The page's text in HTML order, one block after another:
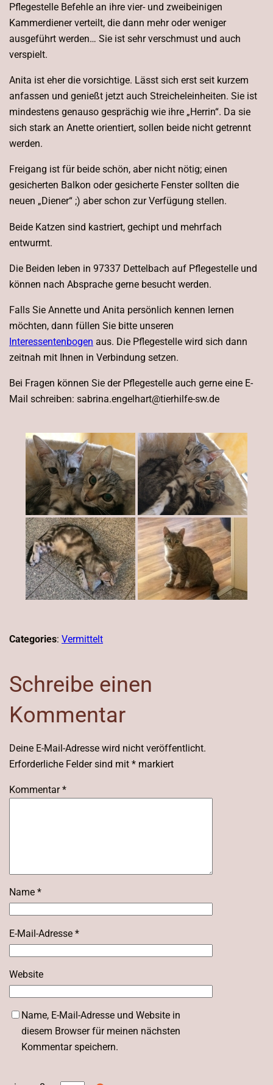
Pflegestelle Befehle an ihre vier- und zweibeinigen
Kammerdiener verteilt, die dann mehr oder weniger
ausgeführt werden… Sie ist sehr verschmust und auch
verspielt.
Anita ist eher die vorsichtige. Lässt sich erst seit kurzem
anfassen und genießt jetzt auch Streicheleinheiten. Sie ist
mindestens genauso gesprächig wie ihre „Herrin“. Da sie
sich stark an Anette orientiert, sollen beide nicht getrennt
werden.
Freigang ist für beide schön, aber nicht nötig; einen
gesicherten Balkon oder gesicherte Fenster sollten die
neuen „Diener“ ;) aber schon zur Verfügung stellen.
Beide Katzen sind kastriert, gechipt und mehrfach
entwurmt.
Die Beiden leben in 97337 Dettelbach auf Pflegestelle und
können nach Absprache gerne besucht werden.
Falls Sie Annette und Anita persönlich kennen lernen
möchten, dann füllen Sie bitte unseren
Interessentenbogen aus. Die Pflegestelle wird sich dann
zeitnah mit Ihnen in Verbindung setzen.
Bei Fragen können Sie der Pflegestelle auch gerne eine E-
Mail schreiben: sabrina.engelhart@tierhilfe-sw.de
Categories:Vermittelt
Schreibe einen
Kommentar
Deine E-Mail-Adresse wird nicht veröffentlicht.
Erforderliche Felder sind mit* markiert
Kommentar*
Name*
E-Mail-Adresse*
Website
Name, E-Mail-Adresse und Website in
diesem Browser für meinen nächsten
Kommentar speichern.